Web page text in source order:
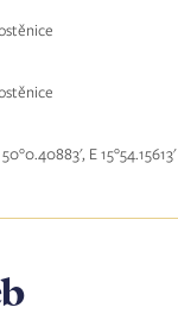
E 15°54.15613'